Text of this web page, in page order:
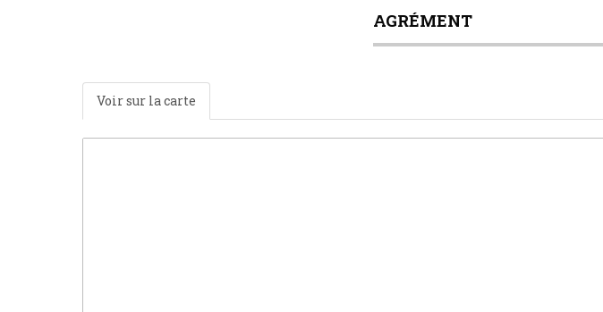
AGRÉMENT
Voir sur la carte